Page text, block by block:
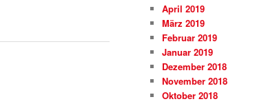
April 2019
März 2019
Februar 2019
Januar 2019
Dezember 2018
November 2018
Oktober 2018